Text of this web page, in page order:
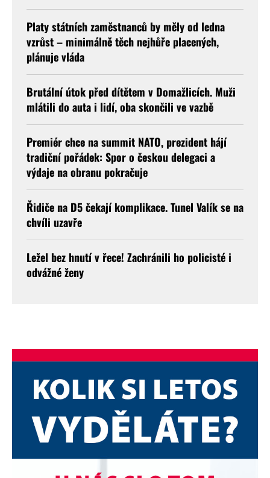
Platy státních zaměstnanců by měly od ledna
vzrůst – minimálně těch nejhůře placených,
plánuje vláda
Brutální útok před dítětem v Domažlicích. Muži
mlátili do auta i lidí, oba skončili ve vazbě
Premiér chce na summit NATO, prezident hájí
tradiční pořádek: Spor o českou delegaci a
výdaje na obranu pokračuje
Řidiče na D5 čekají komplikace. Tunel Valík se na
chvíli uzavře
Ležel bez hnutí v řece! Zachránili ho policisté i
odvážné ženy